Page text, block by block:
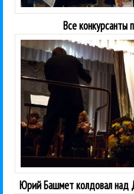
Все конкурсанты
Юрий Башмет колдовал над